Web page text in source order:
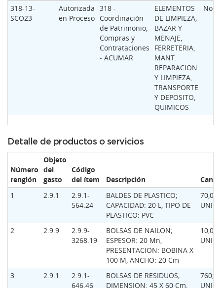
318-13-
SCO23
Autorizada
en Proceso
318 -
Coordinación
de Patrimonio,
Compras y
Contrataciones
- ACUMAR
ELEMENTOS
DE LIMPIEZA,
BAZAR Y
MENAJE,
FERRETERIA,
MANT.
REPARACION
Y LIMPIEZA,
TRANSPORTE
Y DEPOSITO,
QUIMICOS
Detalle de productos o servicios
Número
renglón
Objeto
del
gasto
Código
del ítem
Descripción
1
2.9.1
2.9.1-
564.24
BALDES DE PLASTICO;
CAPACIDAD: 20 L, TIPO DE
PLASTICO: PVC
70,00
2 2.9.9
2.9.9-
3268.19
BOLSAS DE NAILON;
ESPESOR: 20 Mn,
PRESENTACION: BOBINA X
100 M, ANCHO: 20 Cm
10,00
3 2.9.1
2.9.1-
646.46
BOLSAS DE RESIDUOS;
DIMENSION: 45 X 60 Cm,
760,00